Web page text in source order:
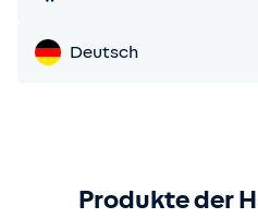
Deutsch
Produkte der